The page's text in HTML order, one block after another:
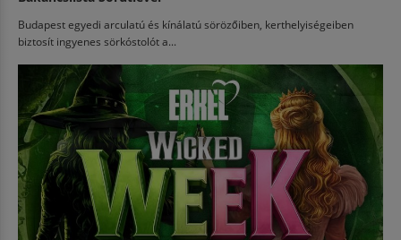
Budapest egyedi arculatú és kínálatú sörözőiben, kerthelyiségeiben
biztosít ingyenes sörkóstolót a...